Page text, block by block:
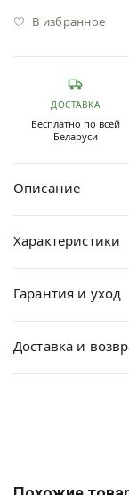
В избранное
ДОСТАВКА
Бесплатно по всей
Беларуси
Описание
Характеристики
Гарантия и уход
Доставка и